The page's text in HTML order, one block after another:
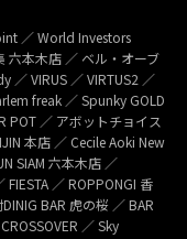
／ World Investors
六本木店 ／ ベル・オーブ
／ VIRUS ／ VIRTUS2 ／
freak ／ Spunky GOLD
POT ／ アボットチョイス
本店 ／ Cecile Aoki New
SIAM 六本木店 ／
／ ROPPONGI 香
BAR 虎の桜 ／ BAR
／ Sky